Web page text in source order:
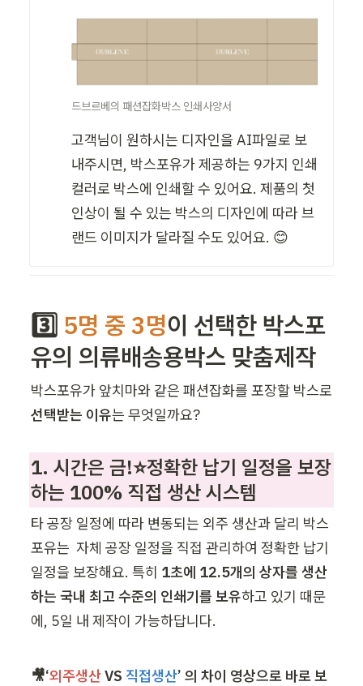
드브르베의 패션잡화박스 인쇄사양서
고객님이 원하시는 디자인을 AI파일로 보
내주시면, 박스포유가 제공하는 9가지 인쇄
컬러로 박스에 인쇄할 수 있어요. 제품의 첫
인상이 될 수 있는 박스의 디자인에 따라 브
랜드 이미지가 달라질 수도 있어요. 😊
3️⃣ 5명 중 3명이 선택한 박스포
유의 의류배송용박스 맞춤제작
선택받는 이유는 무엇일까요?
1. 시간은 금!⭐정확한 납기 일정을 보장
하는 100% 직접 생산 시스템
타 공장 일정에 따라 변동되는 외주 생산과 달리 박스
포유는  자체 공장 일정을 직접 관리하여 정확한 납기
일정을 보장해요. 특히 1초에 12.5개의 상자를 생산
하는 국내 최고 수준의 인쇄기를 보유하고 있기 때문
에, 5일 내 제작이 가능하답니다.
🎥‘외주생산 VS 직접생산’ 의 차이 영상으로 바로 보